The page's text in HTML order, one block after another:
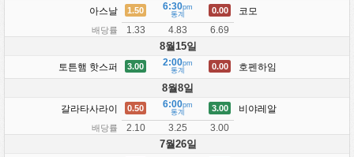
아스날
배당률
1.50
1.33
6:30pm
통계
4.83
0.00
6.69
코모
8월15일
토튼햄 핫스퍼 3.00 2:00pm
통계
0.00 호펜하임
8월8일
갈라타사라이
배당률
0.50
2.10
6:00pm
통계
3.25
3.00
3.00
비야레알
7월26일